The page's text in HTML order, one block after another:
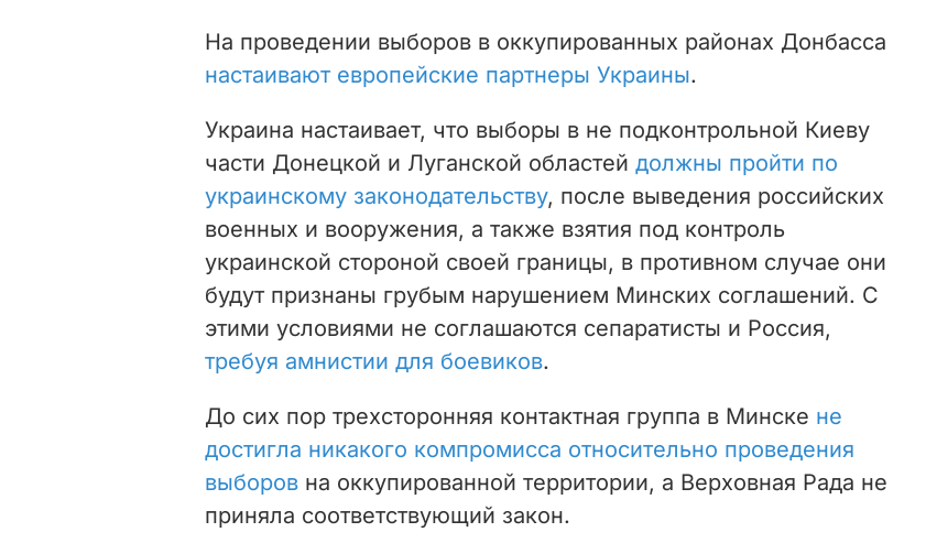
На проведении выборов в оккупированных районах Донбасса
настаивают европейские партнеры Украины.
Украина настаивает, что выборы в не подконтрольной Киеву
части Донецкой и Луганской областей должны пройти по
украинскому законодательству, после выведения российских
военных и вооружения, а также взятия под контроль
украинской стороной своей границы, в противном случае они
будут признаны грубым нарушением Минских соглашений. С
этими условиями не соглашаются сепаратисты и Россия,
требуя амнистии для боевиков.
До сих пор трехсторонняя контактная группа в Минске не
достигла никакого компромисса относительно проведения
выборов на оккупированной территории, а Верховная Рада не
приняла соответствующий закон.